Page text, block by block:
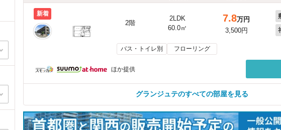
新着
2階
2LDK
60.0㎡
7.8万円
3,500円
バス・トイレ別 フローリング
ほか提供
グランジュテのすべての部屋を見る